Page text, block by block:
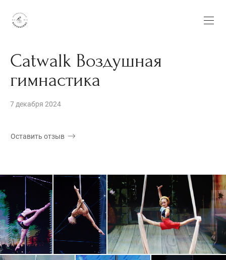
Catwalk Воздушная
гимнастика
7 декабря 2024
Оставить отзыв